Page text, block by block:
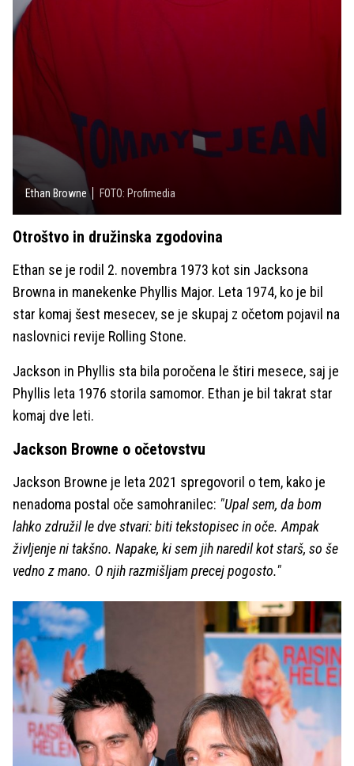
Ethan Browne FOTO: Profimedia
Otroštvo in družinska zgodovina
Ethan se je rodil 2. novembra 1973 kot sin Jacksona
Browna in manekenke Phyllis Major. Leta 1974, ko je bil
star komaj šest mesecev, se je skupaj z očetom pojavil na
naslovnici revije Rolling Stone.
Jackson in Phyllis sta bila poročena le štiri mesece, saj je
Phyllis leta 1976 storila samomor. Ethan je bil takrat star
komaj dve leti.
Jackson Browne o očetovstvu
Jackson Browne je leta 2021 spregovoril o tem, kako je
nenadoma postal oče samohranilec: "Upal sem, da bom
lahko združil le dve stvari: biti tekstopisec in oče. Ampak
življenje ni takšno. Napake, ki sem jih naredil kot starš, so še
vedno z mano. O njih razmišljam precej pogosto."